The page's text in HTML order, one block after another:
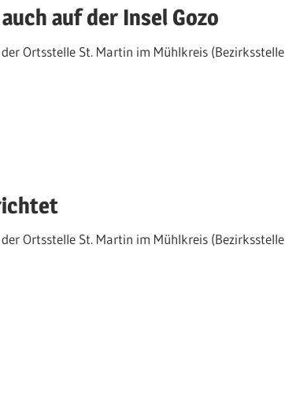
auf der Insel Gozo
Ortsstelle St. Martin im Mühlkreis (Bezirksstelle
Ortsstelle St. Martin im Mühlkreis (Bezirksstelle